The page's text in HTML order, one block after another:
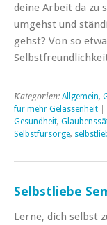
deine Arbeit da zu
umgehst und
gehst? Von so
Kategorien: Allgemein,
für mehr Gelassenheit |
Gesundheit,
Selbstfürsorge,
Selbstliebe
Lerne, dich selbst